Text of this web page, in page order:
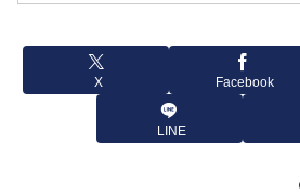
X Facebook
LINE